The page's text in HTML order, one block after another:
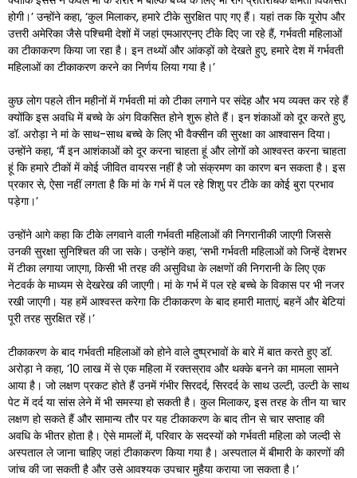
होगी।’ उन्होंने कहा, ‘कुल मिलाकर, हमारे टीके सुरक्षित पाए गए हैं। यहां तक कि यूरोप और
उत्तरी अमेरिका जैसे पश्चिमी देशों में जहां एमआरएनए टीके दिए जा रहे हैं, गर्भवती महिलाओं
का टीकाकरण किया जा रहा है। इन तथ्यों और आंकड़ों को देखते हुए, हमारे देश में गर्भवती
महिलाओं का टीकाकरण करने का निर्णय लिया गया है।’
कुछ लोग पहले तीन महीनों में गर्भवती मां को टीका लगाने पर संदेह और भय व्यक्त कर रहे हैं
क्योंकि इस अवधि में बच्चे के अंग विकसित होने शुरू होते हैं। इन शंकाओं को दूर करते हुए,
डॉ. अरोड़ा ने मां के साथ-साथ बच्चे के लिए भी वैक्सीन की सुरक्षा का आश्वासन दिया।
उन्होंने कहा, ‘मैं इन आशंकाओं को दूर करना चाहता हूं और लोगों को आश्वस्त करना चाहता
हूं कि हमारे टीकों में कोई जीवित वायरस नहीं है जो संक्रमण का कारण बन सकता है। इस
प्रकार से, ऐसा नहीं लगता है कि मां के गर्भ में पल रहे शिशु पर टीके का कोई बुरा प्रभाव
पड़ेगा।’
उन्होंने आगे कहा कि टीके लगवाने वाली गर्भवती महिलाओं की निगरानीकी जाएगी जिससे
उनकी सुरक्षा सुनिश्चित की जा सके। उन्होंने कहा, ‘सभी गर्भवती महिलाओं को जिन्हें देशभर
में टीका लगाया जाएगा, किसी भी तरह की असुविधा के लक्षणों की निगरानी के लिए एक
नेटवर्क के माध्यम से देखरेख की जाएगी। मां के गर्भ में पल रहे बच्चे के विकास पर भी नजर
रखी जाएगी। यह हमें आश्वस्त करेगा कि टीकाकरण के बाद हमारी माताएं, बहनें और बेटियां
पूरी तरह सुरक्षित रहें।’
टीकाकरण के बाद गर्भवती महिलाओं को होने वाले दुष्प्रभावों के बारे में बात करते हुए डॉ.
अरोड़ा ने कहा, ’10 लाख में से एक महिला में रक्तस्राव और थक्के बनने का मामला सामने
आया है। जो लक्षण प्रकट होते हैं उनमें गंभीर सिरदर्द, सिरदर्द के साथ उल्टी, उल्टी के साथ
पेट में दर्द या सांस लेने में भी समस्या हो सकती है। कुल मिलाकर, इस तरह के तीन या चार
लक्षण हो सकते हैं और सामान्य तौर पर यह टीकाकरण के बाद तीन से चार सप्ताह की
अवधि के भीतर होता है। ऐसे मामलों में, परिवार के सदस्यों को गर्भवती महिला को जल्दी से
अस्पताल ले जाना चाहिए जहां टीकाकरण किया गया है। अस्पताल में बीमारी के कारणों की
जांच की जा सकती है और उसे आवश्यक उपचार मुहैया कराया जा सकता है।’